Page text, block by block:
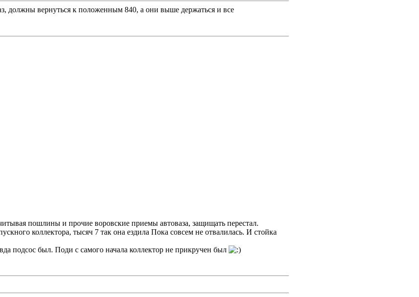
должны вернуться к положенным 840, а они выше держаться и все
пошлины и прочие воровские приемы автоваза, защищать перестал.
коллектора, тысяч 7 так она ездила Пока совсем не отвалилась. И стойка
подсос был. Поди с самого начала коллектор не прикручен был